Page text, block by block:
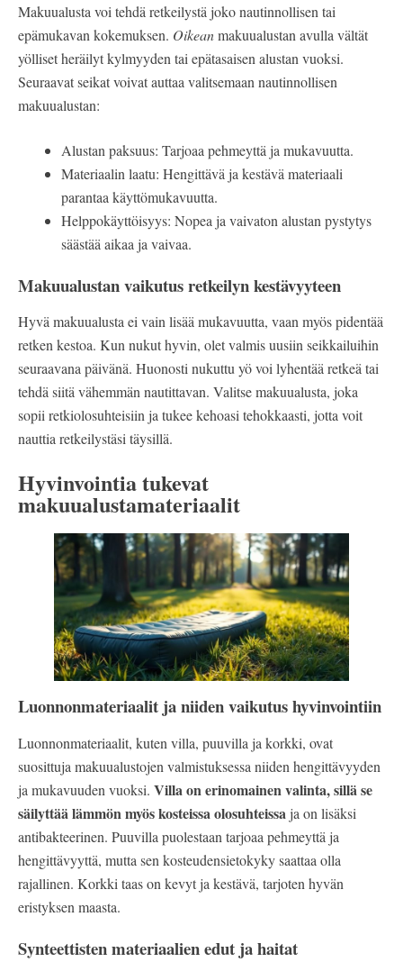
Makuualusta voi tehdä retkeilystä joko nautinnollisen tai
epämukavan kokemuksen. Oikeanmakuualustan avulla vältät
yölliset heräilyt kylmyyden tai epätasaisen alustan vuoksi.
Seuraavat seikat voivat auttaa valitsemaan nautinnollisen
makuualustan:
Alustan paksuus: Tarjoaa pehmeyttä ja mukavuutta.
Materiaalin laatu: Hengittävä ja kestävä materiaali
parantaa käyttömukavuutta.
Helppokäyttöisyys: Nopea ja vaivaton alustan pystytys
säästää aikaa ja vaivaa.
Makuualustan vaikutus retkeilyn kestävyyteen
Hyvä makuualusta ei vain lisää mukavuutta, vaan myös pidentää
retken kestoa. Kun nukut hyvin, olet valmis uusiin seikkailuihin
seuraavana päivänä. Huonosti nukuttu yö voi lyhentää retkeä tai
tehdä siitä vähemmän nautittavan. Valitse makuualusta, joka
sopii retkiolosuhteisiin ja tukee kehoasi tehokkaasti, jotta voit
nauttia retkeilystäsi täysillä.
Hyvinvointia tukevat
makuualustamateriaalit
Luonnonmateriaalit ja niiden vaikutus hyvinvointiin
Luonnonmateriaalit, kuten villa, puuvilla ja korkki, ovat
suosittuja makuualustojen valmistuksessa niiden hengittävyyden
ja mukavuuden vuoksi. Villa on erinomainen valinta, sillä se
säilyttää lämmön myös kosteissa olosuhteissa ja on lisäksi
antibakteerinen. Puuvilla puolestaan tarjoaa pehmeyttä ja
hengittävyyttä, mutta sen kosteudensietokyky saattaa olla
rajallinen. Korkki taas on kevyt ja kestävä, tarjoten hyvän
eristyksen maasta.
Synteettisten materiaalien edut ja haitat